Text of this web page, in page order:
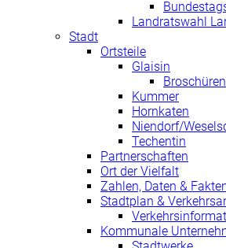
Landratswahl
Stadt
Ortsteile
Glaisin
Broschüren
Kummer
Hornkaten
Niendorf/
Techentin
Partnerschaften
Ort der Vielfalt
Zahlen, Daten &
Stadtplan &
Kommunale